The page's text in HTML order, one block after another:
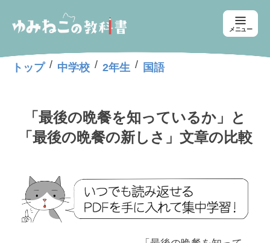
メニュー
トップ / 中学校 / 2年生 / 国語
「最後の晩餐を知っているか」と
「最後の晩餐の新しさ」文章の比較